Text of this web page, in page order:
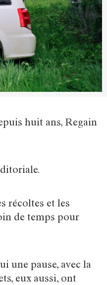
huit ans, Regain
récoltes et les
de temps pour
une pause, avec la
eux aussi, ont